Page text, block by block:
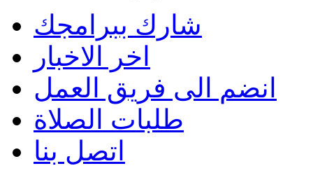
شارك ببرامجك
اخر الاخبار
انضم الى فريق العمل
طلبات الصلاة
اتصل بنا